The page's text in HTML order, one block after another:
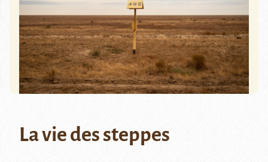
La vie des steppes